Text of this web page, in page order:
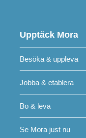
Upptäck Mora
Besöka & uppleva
Jobba & etablera
Bo & leva
Se Mora just nu